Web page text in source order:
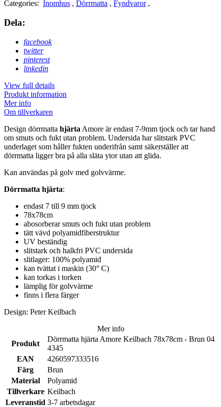
Categories: Inomhus , Dörrmatta , Fyndvaror ,
Dela:
facebook
twitter
pinterest
linkedin
View full details
Produkt information
Mer info
Om tillverkaren
Design dörrmatta hjärta Amore är endast 7-9mm tjock och tar hand
om smuts och fukt utan problem. Undersida har slitstark PVC
underlaget som håller fukten underifrån samt säkerställer att
dörrmatta ligger bra på alla släta ytor utan att glida.
Kan användas på golv med golvvärme.
Dörrmatta hjärta:
endast 7 till 9 mm tjock
78x78cm
abosorberar smuts och fukt utan problem
tätt vävd polyamidfiberstruktur
UV beständig
slitstark och halkfri PVC undersida
slitlager: 100% polyamid
kan tvättat i maskin (30° C)
kan torkas i torken
lämplig för golvvärme
finns i flera färger
Design: Peter Keilbach
Mer info
Produkt
Dörrmatta hjärta Amore Keilbach 78x78cm - Brun 04
4345
EAN
4260597333516
Färg
Brun
Material
Polyamid
Tillverkare Keilbach
Leveranstid 3-7 arbetsdagar